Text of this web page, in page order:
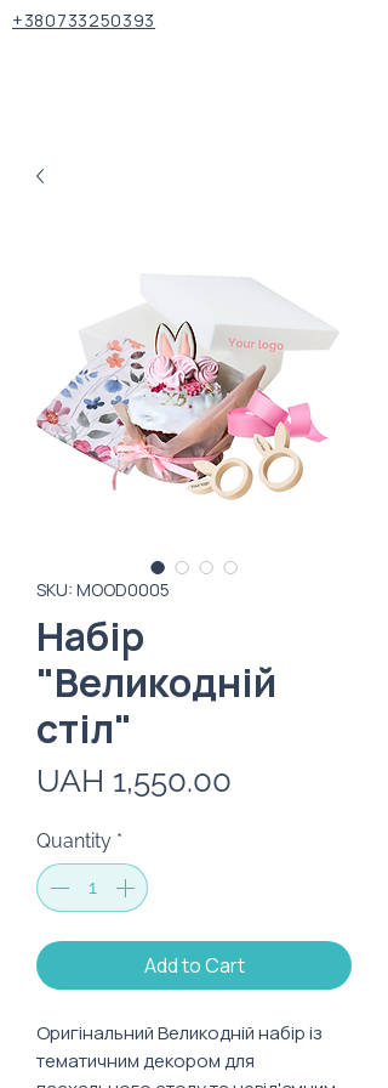
+380733250393
SKU: MOOD0005
Набір
"Великодній
стіл"
UAH 1,550.00
Quantity *
Add to Cart
Оригінальний Великодній набір із
тематичним декором для